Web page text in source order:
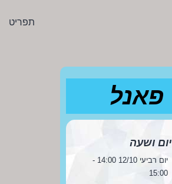
תפריט
פאנל
יום ושעה
יום רביעי 12/10 14:00 -
15:00